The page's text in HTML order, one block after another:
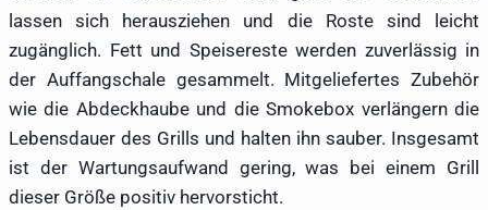
lassen sich herausziehen und die Roste sind leicht
zugänglich. Fett und Speisereste werden zuverlässig in
der Auffangschale gesammelt. Mitgeliefertes Zubehör
wie die Abdeckhaube und die Smokebox verlängern die
Lebensdauer des Grills und halten ihn sauber. Insgesamt
ist der Wartungsaufwand gering, was bei einem Grill
dieser Größe positiv hervorsticht.